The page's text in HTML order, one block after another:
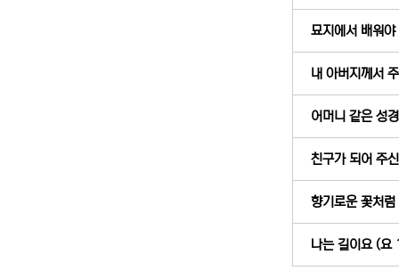
묘지에서 배워
내 아버지께서
어머니 같은 성
친구가 되어 주
향기로운 꽃처
나는 길이요 (